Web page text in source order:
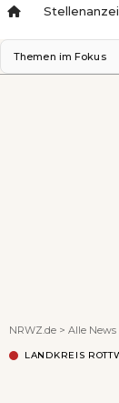
Themen im Fokus
NRWZ.de > Alle News
LANDKREIS